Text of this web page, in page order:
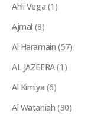
Ahli Vega (1)
Ajmal (8)
Al Haramain (57)
AL JAZEERA(1)
Al Kimiya (6)
Al Wataniah (30)